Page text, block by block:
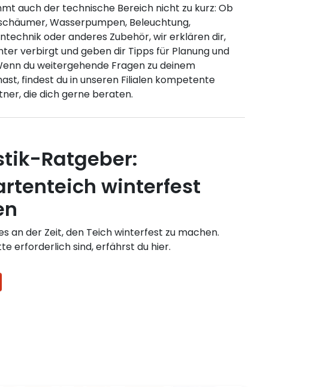
auch der technische Bereich nicht zu kurz: Ob
Wasserpumpen, Beleuchtung,
oder anderes Zubehör, wir erklären dir,
verbirgt und geben dir Tipps für Planung und
du weitergehende Fragen zu deinem
findest du in unseren Filialen kompetente
die dich gerne beraten.
Ratgeber:
winterfest
an der Zeit, den Teich winterfest zu machen.
erforderlich sind, erfährst du hier.